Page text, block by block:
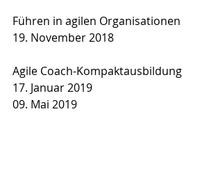
Führen in agilen Organisationen
19. November 2018
Agile Coach-Kompaktausbildung
17. Januar 2019
09. Mai 2019